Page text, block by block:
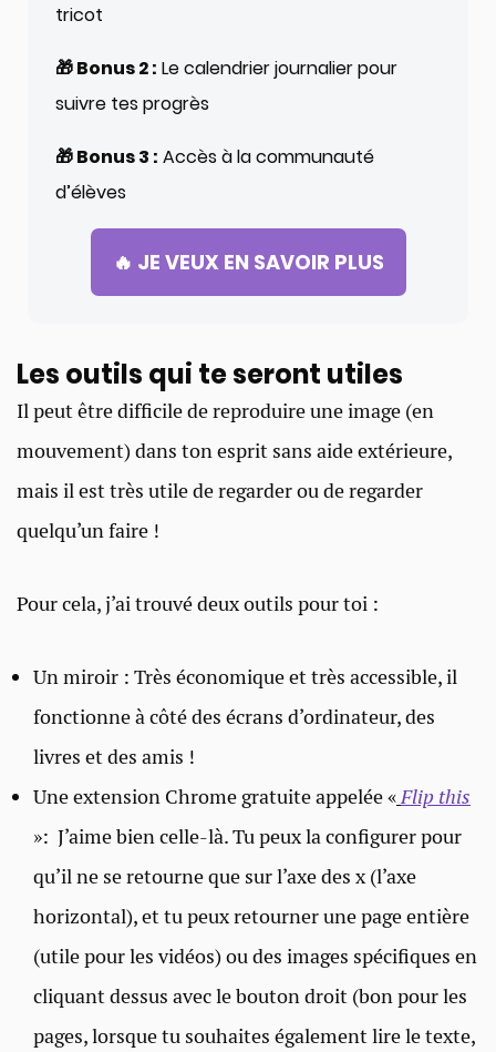
tricot
🎁 Bonus 2 : Le calendrier journalier pour
suivre tes progrès
🎁 Bonus 3 : Accès à la communauté
d’élèves
🔥 JE VEUX EN SAVOIR PLUS
Les outils qui te seront utiles
Il peut être difficile de reproduire une image (en
mouvement) dans ton esprit sans aide extérieure,
mais il est très utile de regarder ou de regarder
quelqu’un faire !
Pour cela, j’ai trouvé deux outils pour toi :
Un miroir : Très économique et très accessible, il
fonctionne à côté des écrans d’ordinateur, des
livres et des amis !
Une extension Chrome gratuite appelée «Flip this
»: J’aime bien celle-là. Tu peux la configurer pour
qu’il ne se retourne que sur l’axe des x (l’axe
horizontal), et tu peux retourner une page entière
(utile pour les vidéos) ou des images spécifiques en
cliquant dessus avec le bouton droit (bon pour les
pages, lorsque tu souhaites également lire le texte,